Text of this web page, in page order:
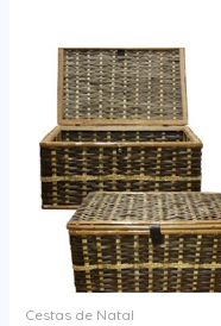
Cestas de Natal